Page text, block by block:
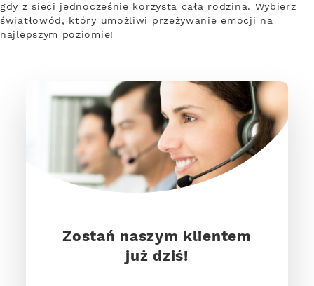
gdy z sieci jednocześnie korzysta cała rodzina. Wybierz
światłowód, który umożliwi przeżywanie emocji na
najlepszym poziomie!
Zostań naszym klientem
już dziś!